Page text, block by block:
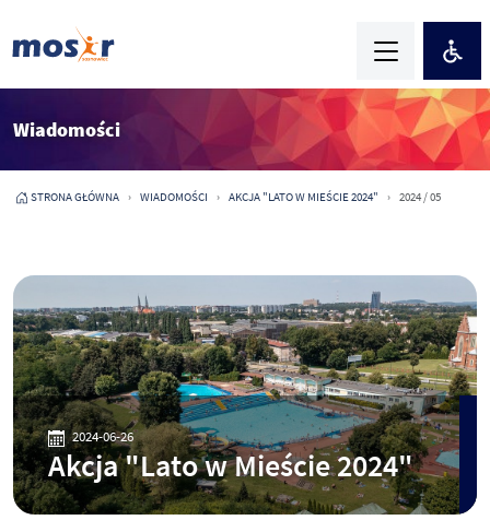
Wiadomości
STRONA GŁÓWNA WIADOMOŚCI AKCJA "LATO W MIEŚCIE 2024" 2024 / 05
2024-06-26
Akcja "Lato w Mieście 2024"